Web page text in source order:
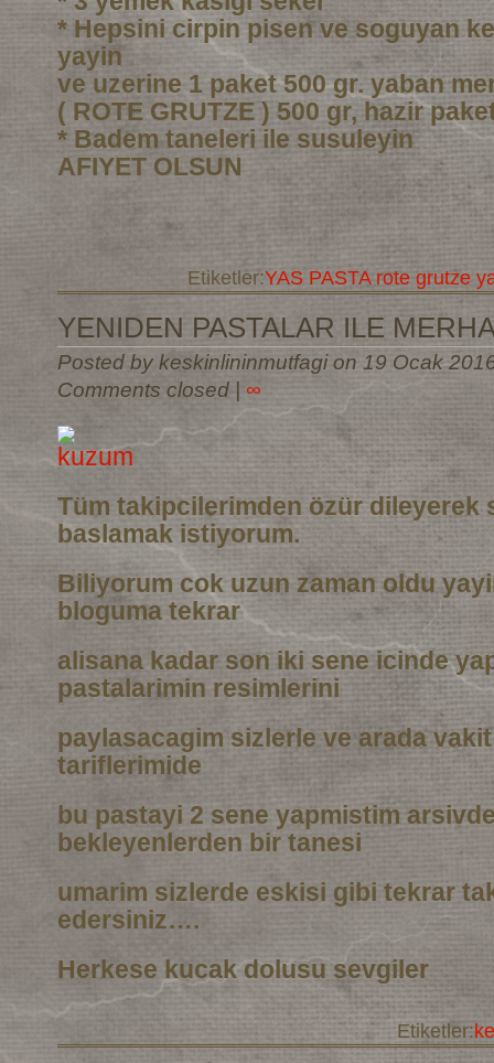
* Hepsini cirpin pisen ve soguyan
yayin
ve uzerine 1 paket 500 gr. yaban
( ROTE GRUTZE ) 500 gr, hazir
* Badem taneleri ile susuleyin
AFIYET OLSUN
Etiketler:YAS PASTA rote grutze
YENIDEN PASTALAR ILE
Posted by keskinlininmutfagi on 19 Ocak
Comments closed| ∞
Tüm takipcilerimden özür dileyerek
baslamak istiyorum.
Biliyorum cok uzun zaman oldu
bloguma tekrar
alisana kadar son iki sene icinde
pastalarimin resimlerini
paylasacagim sizlerle ve arada
tariflerimide
bu pastayi 2 sene yapmistim
bekleyenlerden bir tanesi
umarim sizlerde eskisi gibi tekrar
edersiniz….
Herkese kucak dolusu sevgiler
Etiketler: